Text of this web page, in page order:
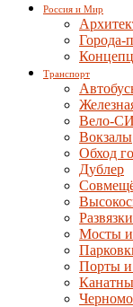
Россия и Мир
Города-
Транспорт
Вело-
Вокзалы
Обход
Дублер
Мосты и
Порты